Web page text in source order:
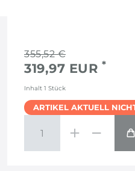
355,52 €
319,97 EUR *
Inhalt 1 Stück
ARTIKEL AKTUELL
RECHTLICHES
AGB
WIDERRUF